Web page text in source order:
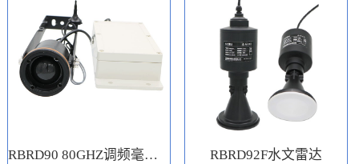
RBRD90 80GHZ调频毫米波水位计 RBRD92F水文雷达